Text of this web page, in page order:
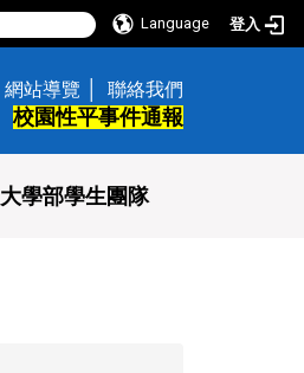
Language 登入
網站導覽
聯絡我們
校園性平事件通報
大學部學生團隊